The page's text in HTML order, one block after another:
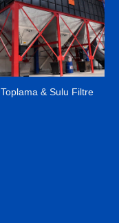
Fabrika ve Hangar